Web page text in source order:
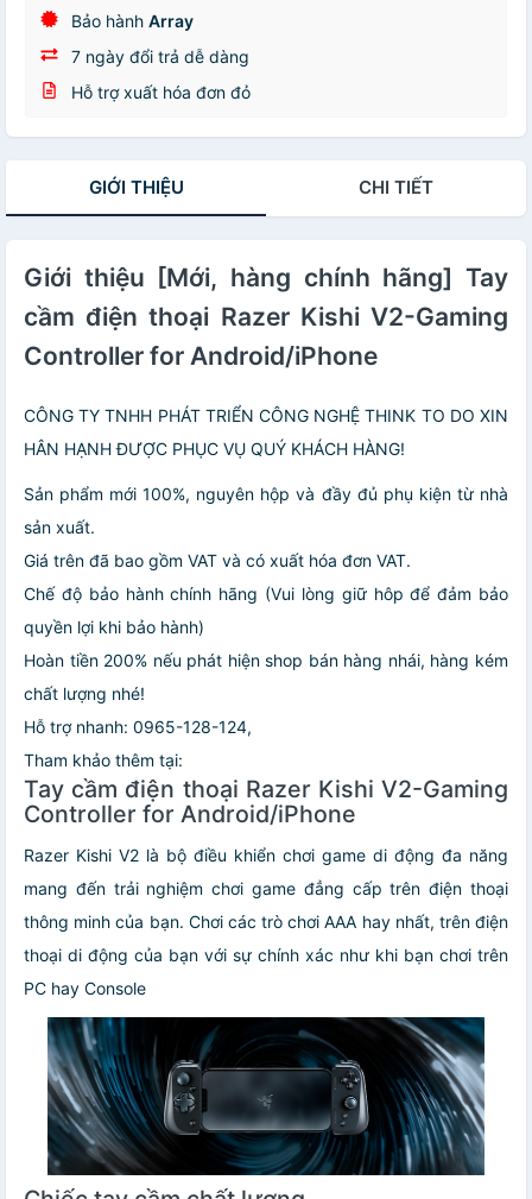
Bảo hành Array
7 ngày đổi trả dễ dàng
Hỗ trợ xuất hóa đơn đỏ
GIỚI THIỆU CHI TIẾT
Giới thiệu [Mới, hàng chính hãng] Tay
cầm điện thoại Razer Kishi V2-Gaming
Controller for Android/iPhone
CÔNG TY TNHH PHÁT TRIỂN CÔNG NGHỆ THINK TO DO XIN
HÂN HẠNH ĐƯỢC PHỤC VỤ QUÝ KHÁCH HÀNG!
Sản phẩm mới 100%, nguyên hộp và đầy đủ phụ kiện từ nhà
sản xuất.
Giá trên đã bao gồm VAT và có xuất hóa đơn VAT.
Chế độ bảo hành chính hãng (Vui lòng giữ hôp để đảm bảo
quyền lợi khi bảo hành)
Hoàn tiền 200% nếu phát hiện shop bán hàng nhái, hàng kém
chất lượng nhé!
Hỗ trợ nhanh: 0965-128-124,
Tham khảo thêm tại:
Tay cầm điện thoại Razer Kishi V2-Gaming
Controller for Android/iPhone
Razer Kishi V2 là bộ điều khiển chơi game di động đa năng
mang đến trải nghiệm chơi game đẳng cấp trên điện thoại
thông minh của bạn. Chơi các trò chơi AAA hay nhất, trên điện
thoại di động của bạn với sự chính xác như khi bạn chơi trên
PC hay Console